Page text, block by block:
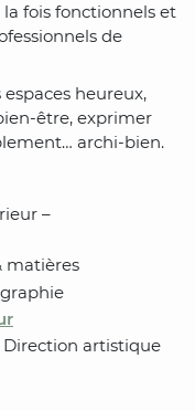
la fois fonctionnels et
de
heureux,
être, exprimer
archi-bien.
–
matières
Direction artistique